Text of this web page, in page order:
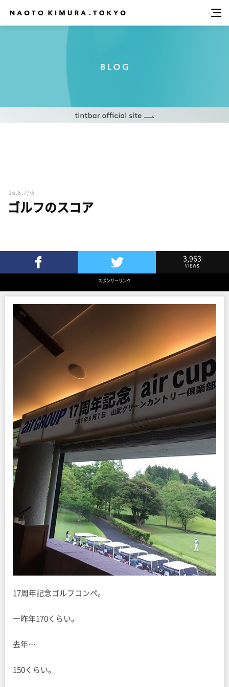
16.6.7/火
ゴルフのスコア
Twitterでツイート
3,963
VIEWS
スポンサーリンク
17周年記念ゴルフコンペ。
一昨年170くらい。
去年…
150くらい。